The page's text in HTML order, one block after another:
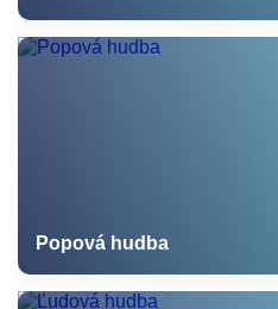
Popová hudba